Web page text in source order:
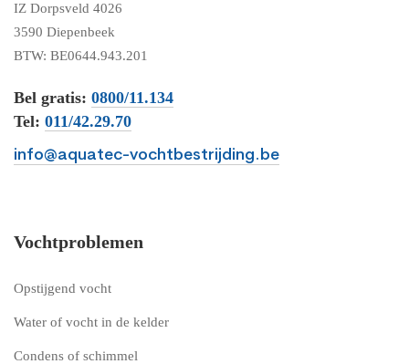
IZ Dorpsveld 4026
3590 Diepenbeek
BTW: BE0644.943.201
Bel gratis: 0800/11.134
Tel: 011/42.29.70
info@aquatec-vochtbestrijding.be
Vochtproblemen
Opstijgend vocht
Water of vocht in de kelder
Condens of schimmel